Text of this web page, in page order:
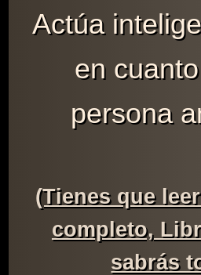
Actúa
en
persona
(Tienes que
completo,
sabrás